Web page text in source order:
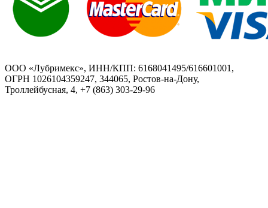
ООО «Лубримекс», ИНН/КПП: 6168041495/616601001,
ОГРН 1026104359247, 344065, Ростов-на-Дону,
Троллейбусная, 4, +7 (863) 303-29-96